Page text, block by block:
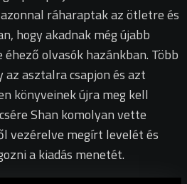
ráharaptak az ötletre és
hogy akadnak még újabb
olvasók hazánkban. Több
asztalra csapjon és azt
könyveinek újra meg kell
Shan komolyan vette
vezérelve megírt levelét és
a kiadás menetét.